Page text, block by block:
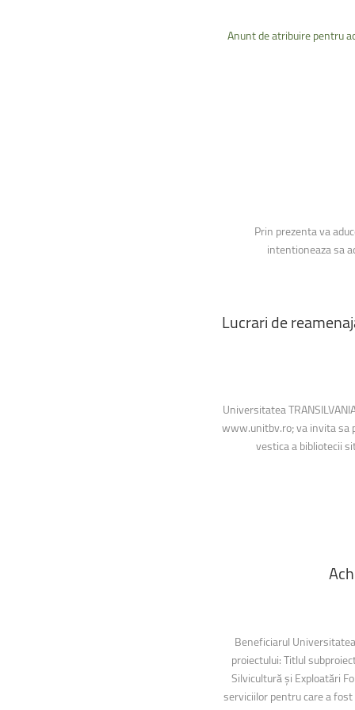
Anunt de atribuire pentru
Prin prezenta va
intentioneaza sa
Lucraride
Universitatea
www.unitbv.ro; va invita sa
vestica a bibliotecii
Beneficiarul
proiectului: Titlul
Silvicultură şi Exploatări
serviciilor pentru care a